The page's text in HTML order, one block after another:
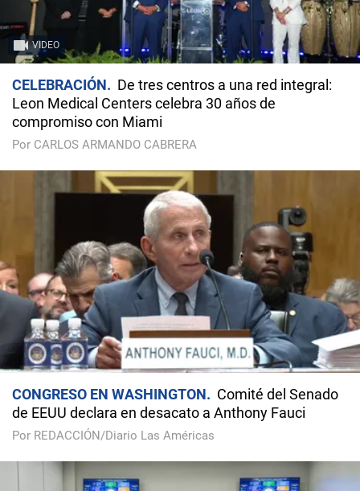
VIDEO
CELEBRACIÓN
De tres centros a una red integral:
Leon Medical Centers celebra 30 años de
compromiso con Miami
Por CARLOS ARMANDO CABRERA
CONGRESO EN WASHINGTON
Comité del Senado
de EEUU declara en desacato a Anthony Fauci
Por REDACCIÓN/Diario Las Américas